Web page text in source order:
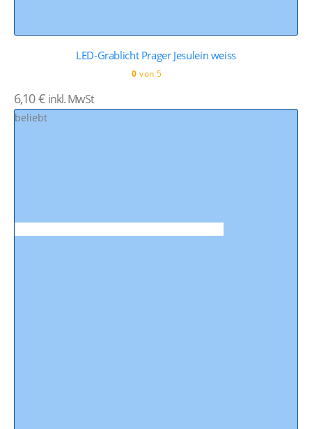
LED-Grablicht Prager Jesulein weiss
0 von 5
6,10€ inkl. MwSt
beliebt